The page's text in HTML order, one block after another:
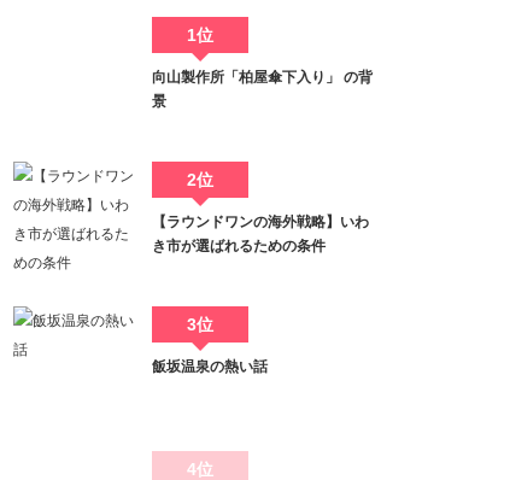
1位
向山製作所「柏屋傘下入り」 の背
景
2位
【ラウンドワンの海外戦略】いわ
き市が選ばれるための条件
3位
飯坂温泉の熱い話
4位